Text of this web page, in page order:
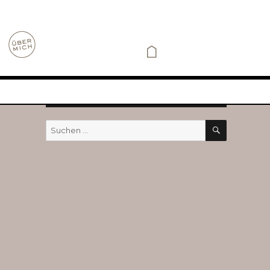
Suchen
nach:
SUCHEN